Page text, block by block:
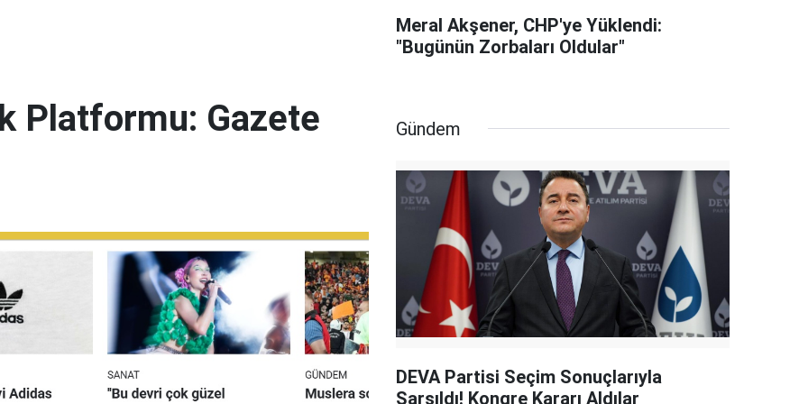
Meral Akşener, CHP'ye Yüklendi:
"Bugünün Zorbaları Oldular"
Platformu: Gazete Gündem
DEVA Partisi Seçim Sonuçlarıyla
Sarsıldı! Kongre Kararı Aldılar